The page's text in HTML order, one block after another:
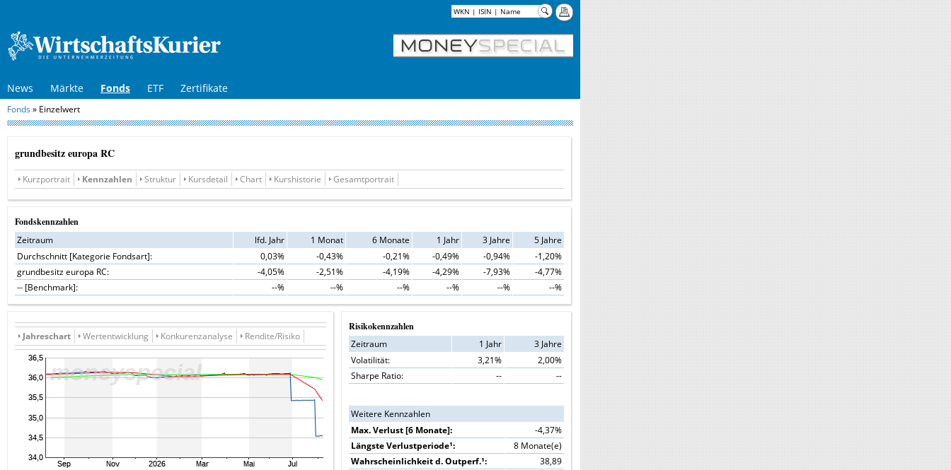
News Märkte Fonds ETF Zertifikate
Fonds » Einzelwert
grundbesitz europa RC
Kurzportrait Kennzahlen Struktur Kursdetail Chart Kurshistorie Gesamtportrait
Fondskennzahlen
Zeitraum
lfd. Jahr 1 Monat 6 Monate 1 Jahr 3 Jahre
5 Jahre
Durchschnitt [Kategorie Fondsart]:
0,03% -0,43% -0,21% -0,49% -0,94%
-1,20%
grundbesitz europa RC:
-4,05% -2,51% -4,19% -4,29% -7,93%
-4,77%
-- [Benchmark]:
--% --% --% --% --% --%
Jahreschart Wertentwicklung Konkurenzanalyse Rendite/Risiko
Risikokennzahlen
Zeitraum
1 Jahr
3 Jahre
Volatilität:
3,21%
2,00%
Sharpe Ratio:
-- --
Weitere Kennzahlen
Max. Verlust [6 Monate]:
-4,37%
Längste Verlustperiode¹:
8 Monate(e)
Wahrscheinlichkeit d. Outperf.¹:
38,89